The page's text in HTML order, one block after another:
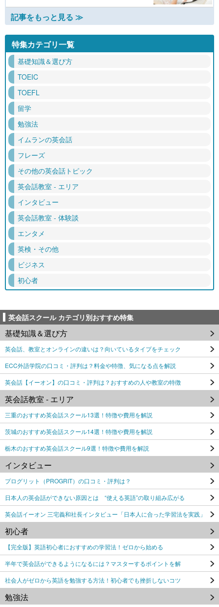
記事をもっと見る ≫
特集カテゴリ一覧
基礎知識＆選び方
TOEIC
TOEFL
留学
勉強法
イムランの英会話
フレーズ
その他の英会話トピック
英会話教室 - エリア
インタビュー
英会話教室 - 体験談
エンタメ
英検・その他
ビジネス
初心者
英会話スクール カテゴリ別おすすめ特集
基礎知識＆選び方
英会話、教室とオンラインの違いは？向いているタイプをチェック
ECC外語学院の口コミ・評判は？料金や特徴、気になる点を解説
英会話【イーオン】の口コミ・評判は？おすすめの人や教室の特徴
英会話教室 - エリア
三重のおすすめ英会話スクール13選！特徴や費用を解説
茨城のおすすめ英会話スクール14選！特徴や費用を解説
栃木のおすすめ英会話スクール9選！特徴や費用を解説
インタビュー
プログリット（PROGRIT）の口コミ・評判は？
日本人の英会話ができない原因とは “使える英語”の取り組み広がる
英会話イーオン 三宅義和社長インタビュー「日本人に合った学習法を実践」
初心者
【完全版】英語初心者におすすめの学習法！ゼロから始める
半年で英会話ができるようになるには？マスターするポイントを解
社会人がゼロから英語を勉強する方法！初心者でも挫折しないコツ
勉強法